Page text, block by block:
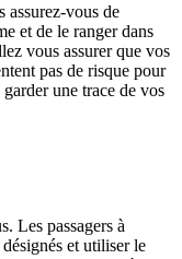
assurez-vous de
et de le ranger dans
vous assurer que vos
pas de risque pour
une trace de vos
Les passagers à
et utiliser le